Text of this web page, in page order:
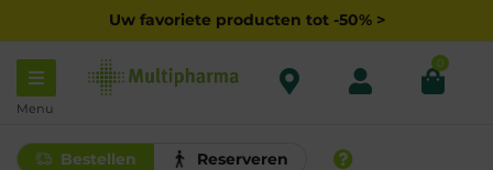
Uw favoriete producten tot -50% >
Menu
0
Bestellen Reserveren